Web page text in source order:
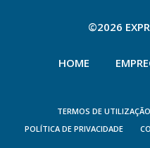
©2026
HOME
TERMOS DE UTILIZAÇÃO
POLÍTICA DE PRIVACIDADE